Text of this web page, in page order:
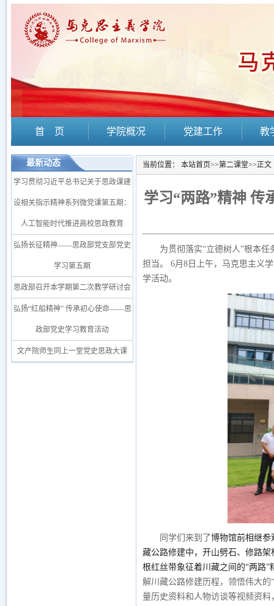
首 页 学院概况 党建工作 教
最新动态
学习贯彻习近平总书记关于思政课建
设相关指示精神系列微党课第五期：
人工智能时代推进高校思政教育
弘扬长征精神——思政部党支部党史
学习第五期
思政部召开本学期第二次教学研讨会
弘扬“红船精神” 传承初心使命——思
政部党史学习教育活动
文产院师生同上一堂党史思政大课
当前位置： 本站首页>>第二课堂>>正文
学习“两路”精神
为贯彻落实“立德树人”根本
担当。 6月8日上午，马克思主义
学活动。
同学们来到了博物馆前相继参
藏公路修建中，开山劈石、修路
根红丝带象征着川藏之间的“两路”
解川藏公路修建历程，领悟伟大的
量历史资料和人物访谈等视频资